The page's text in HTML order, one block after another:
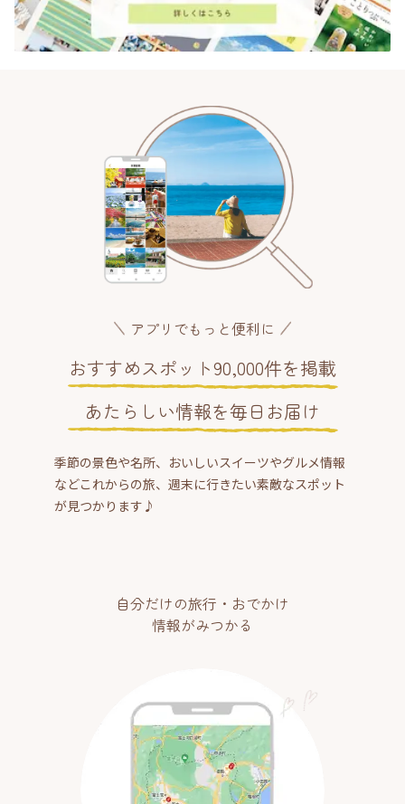
アプリでもっと便利に
おすすめスポット90,000件を掲載
あたらしい情報を毎日お届け
季節の景色や名所、おいしいスイーツやグルメ情報
などこれからの旅、週末に行きたい素敵なスポット
が見つかります♪
自分だけの旅行・おでかけ
情報がみつかる